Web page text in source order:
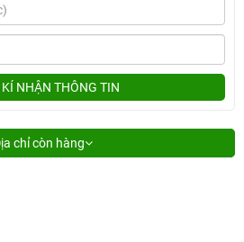
NHẬN THÔNG TIN
chỉ còn hàng